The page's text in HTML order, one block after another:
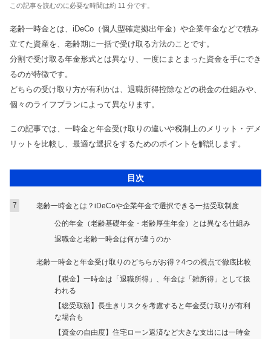
無申告を解消したい方
相続サービス
経営コンサルティング
リスク対策サポート(保険)
人事労務サービス
補助金・助成金サポート
業務代行契約
経営知識発信
業種別サポート
Youtube
単発セミナー
複数回セミナー
相談会
税務調査コラム
確定拠出年金コラム
トレンドコラム
ブログ
Youtube
曽根康正の経営塾チャンネル
毎月最新情報をお届け
税務関連
会計帳簿関連
融資関連
この記事を読むのに必要な時間は約 11 分です。
老齢一時金とは、iDeCo（個人型確定拠出年金）や企業年金などで積み
立てた資産を、老齢期に一括で受け取る方法のことです。
分割で受け取る年金形式とは異なり、一度にまとまった資金を手にでき
るのが特徴です。
どちらの受け取り方が有利かは、退職所得控除などの税金の仕組みや、
個々のライフプランによって異なります。
この記事では、一時金と年金受け取りの違いや税制上のメリット・デメ
リットを比較し、最適な選択をするためのポイントを解説します。
目次
老齢一時金とは？iDeCoや企業年金で選択できる一括受取制度
公的年金（老齢基礎年金・老齢厚生年金）とは異なる仕組み
退職金と老齢一時金は何が違うのか
老齢一時金と年金受け取りのどちらがお得？4つの視点で徹底比較
【税金】一時金は「退職所得」、年金は「雑所得」として扱
われる
【総受取額】長生きリスクを考慮すると年金受け取りが有利
な場合も
【資金の自由度】住宅ローン返済など大きな支出には一時金